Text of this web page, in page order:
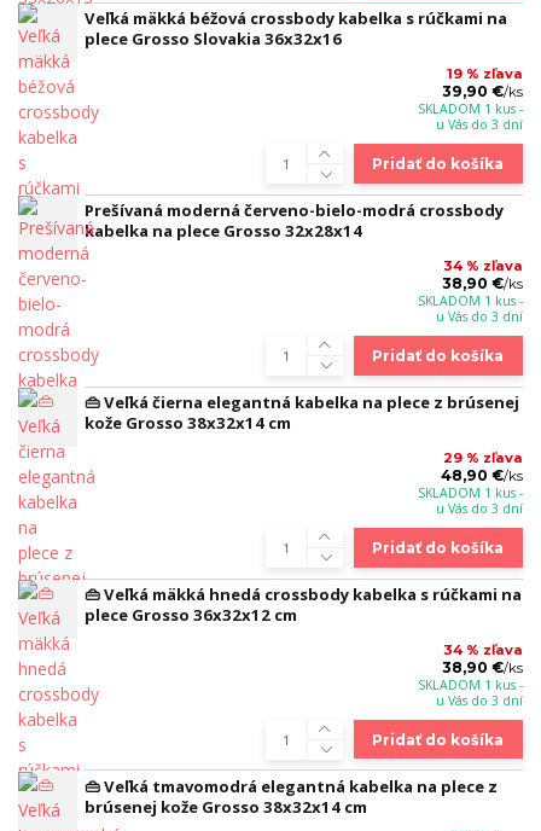
Veľká mäkká béžová crossbody kabelka s rúčkami na
plece Grosso Slovakia 36x32x16
19 % zľava
39,90 €/ks
SKLADOM 1 kus -
u Vás do 3 dní
Pridať do košíka
Prešívaná moderná červeno-bielo-modrá crossbody
kabelka na plece Grosso 32x28x14
34 % zľava
38,90 €/ks
SKLADOM 1 kus -
u Vás do 3 dní
Pridať do košíka
👜 Veľká čierna elegantná kabelka na plece z brúsenej
kože Grosso 38x32x14 cm
29 % zľava
48,90 €/ks
SKLADOM 1 kus -
u Vás do 3 dní
Pridať do košíka
👜 Veľká mäkká hnedá crossbody kabelka s rúčkami na
plece Grosso 36x32x12 cm
34 % zľava
38,90 €/ks
SKLADOM 1 kus -
u Vás do 3 dní
Pridať do košíka
👜 Veľká tmavomodrá elegantná kabelka na plece z
brúsenej kože Grosso 38x32x14 cm